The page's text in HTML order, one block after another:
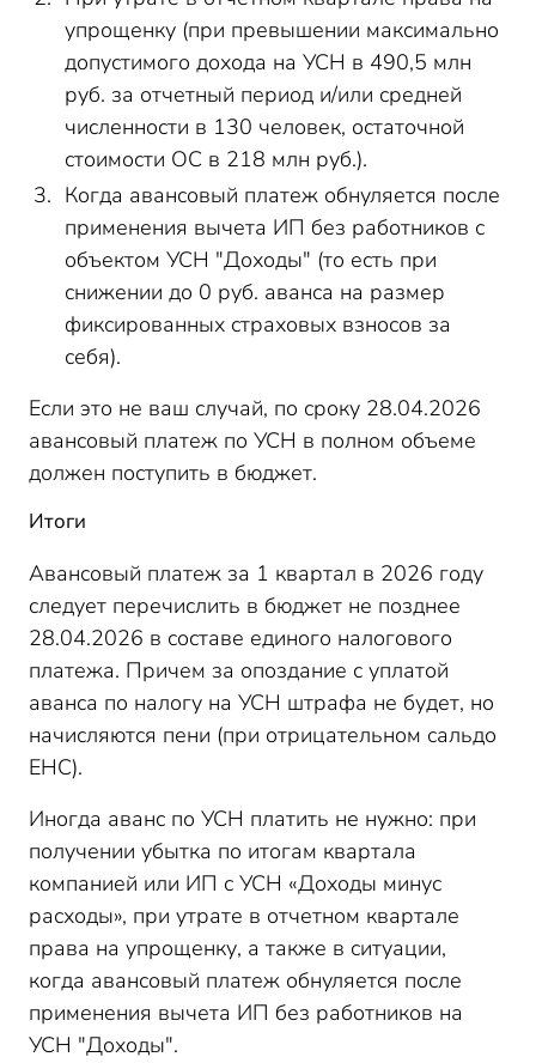
упрощенку (при превышении максимально
допустимого дохода на УСН в 490,5 млн
руб. за отчетный период и/или средней
численности в 130 человек, остаточной
стоимости ОС в 218 млн руб.).
Когда авансовый платеж обнуляется после
применения вычета ИП без работников с
объектом УСН "Доходы" (то есть при
снижении до 0 руб. аванса на размер
фиксированных страховых взносов за
себя).
Если это не ваш случай, по сроку 28.04.2026
авансовый платеж по УСН в полном объеме
должен поступить в бюджет.
Итоги
Авансовый платеж за 1 квартал в 2026 году
следует перечислить в бюджет не позднее
28.04.2026 в составе единого налогового
платежа. Причем за опоздание с уплатой
аванса по налогу на УСН штрафа не будет, но
начисляются пени (при отрицательном сальдо
ЕНС).
Иногда аванс по УСН платить не нужно: при
получении убытка по итогам квартала
компанией или ИП с УСН «Доходы минус
расходы», при утрате в отчетном квартале
права на упрощенку, а также в ситуации,
когда авансовый платеж обнуляется после
применения вычета ИП без работников на
УСН "Доходы".